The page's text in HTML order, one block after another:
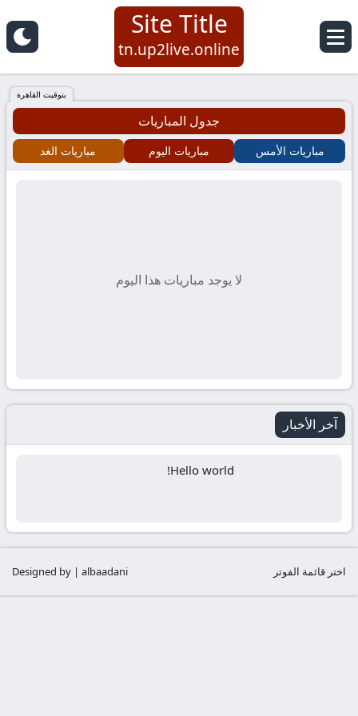
Site
Title
Site Title
tn.up2live.online
بتوقيت القاهرة
جدول المباريات
مباريات الأمس مباريات اليوم مباريات الغد
لا يوجد مباريات هذا اليوم
آخر الأخبار
Hello world!
اختر قائمة الفوتر Designed by | albaadani